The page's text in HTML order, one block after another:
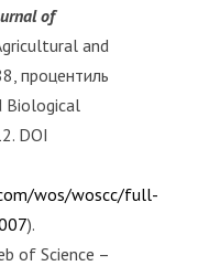
of
and
процентиль
Biological
DOI
wos/woscc/full-
).
of Science –